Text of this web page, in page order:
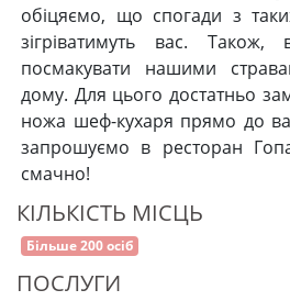
обіцяємо, що спогади з
зігріватимуть вас.
посмакувати нашими
дому. Для цього достатньо
ножа шеф-кухаря прямо до
запрошуємо в ресторан
смачно!
КІЛЬКІСТЬ МІСЦЬ
Більше 200 осіб
ПОСЛУГИ